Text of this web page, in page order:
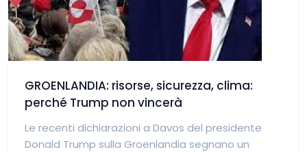
GROENLANDIA: risorse, sicurezza, clima:
perché Trump non vincerà
Le recenti dichiarazioni a Davos del presidente
Donald Trump sulla Groenlandia segnano un